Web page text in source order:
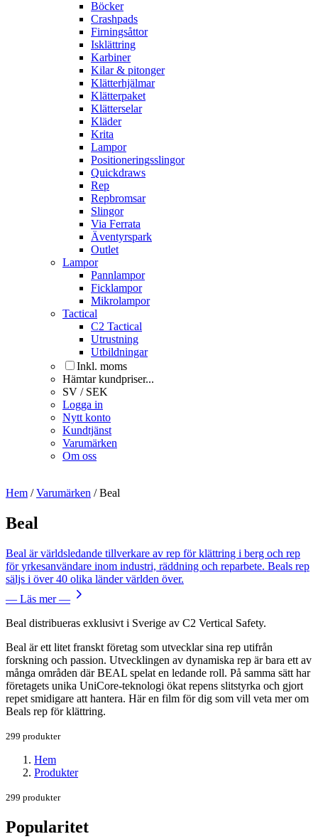
Böcker
Crashpads
Firningsåttor
Isklättring
Karbiner
Kilar & pitonger
Klätterhjälmar
Klätterpaket
Klätterselar
Kläder
Krita
Lampor
Positioneringsslingor
Quickdraws
Rep
Repbromsar
Slingor
Via Ferrata
Äventyrspark
Outlet
Lampor
Pannlampor
Ficklampor
Mikrolampor
Tactical
C2 Tactical
Utrustning
Utbildningar
Inkl. moms
Hämtar kundpriser...
SV / SEK
Logga in
Nytt konto
Kundtjänst
Varumärken
Om oss
Hem /Varumärken /Beal
Beal
Beal är världsledande tillverkare av rep för klättring i berg och rep
för yrkesanvändare inom industri, räddning och reparbete. Beals rep
säljs i över 40 olika länder världen över.
— Läs mer —
Beal distribueras exklusivt i Sverige av C2 Vertical Safety.
Beal är ett litet franskt företag som utvecklar sina rep utifrån
forskning och passion. Utvecklingen av dynamiska rep är bara ett av
många områden där BEAL spelat en ledande roll. På samma sätt har
företagets unika UniCore-teknologi ökat repens slitstyrka och gjort
repet smidigare att hantera. Här en film för dig som vill veta mer om
Beals rep för klättring.
299 produkter
Hem
Produkter
299 produkter
Popularitet